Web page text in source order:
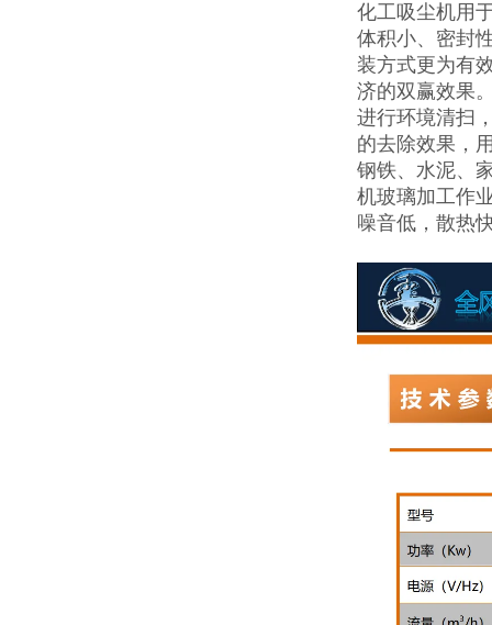
化工吸尘机用
体积小、密封
装方式更为有
济的双赢效果
进行环境清扫
的去除效果，
钢铁、水泥、
机玻璃加工作
噪音低，散热